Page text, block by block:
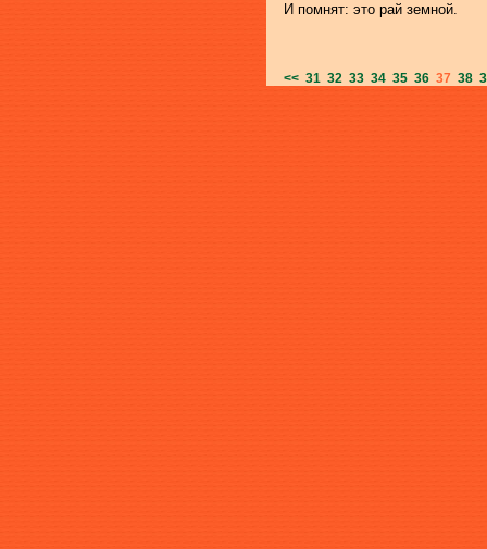
И помнят: это рай земной.
<< 31 32 33 34 35 36 37 38